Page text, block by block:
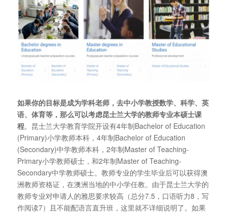
如果你的目标是成为学科老师，去中小学教授数学、科学、英
语、体育等，那么可以考虑昆士兰大学的教师专业本硕士课
程。昆士兰大学教育学院开设有4年制Bachelor of Education
(Primary)小学教师本科，4年制Bachelor of Education
(Secondary)中学教师本科，2年制Master of Teaching-
Primary小学教师硕士，和2年制Master of Teaching-
Secondary中学教师硕士。教师专业的学生毕业后可以获得澳
洲教师资格证，在澳洲当地的中小学任教。由于昆士兰大学的
教师专业对申请人的雅思要求较高（总分7.5，口语听力8，写
作阅读7）且不能配语言直升班，这里就不详细说明了。如果